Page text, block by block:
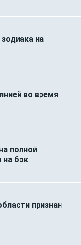
на
во время
полной
на бок
признан